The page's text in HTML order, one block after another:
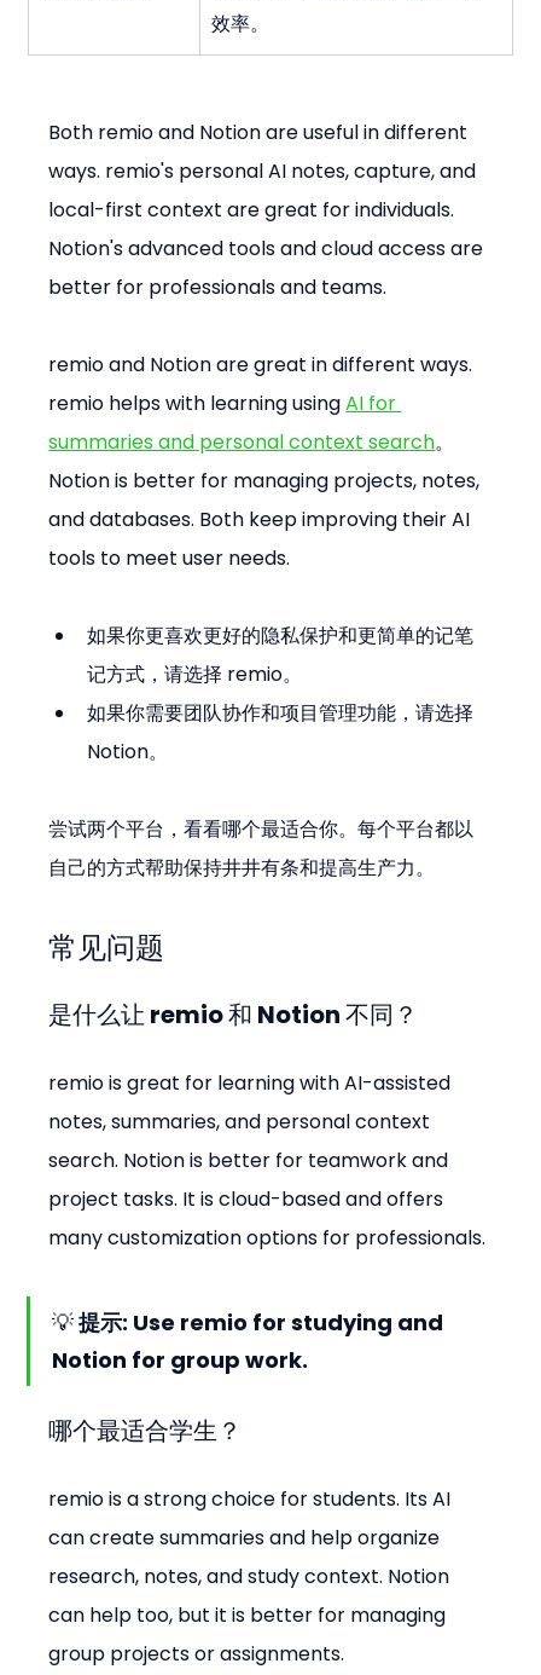
效率。
Both remio and Notion are useful in different
ways. remio's personal AI notes, capture, and
local-first context are great for individuals.
Notion's advanced tools and cloud access are
better for professionals and teams.
remio and Notion are great in different ways.
remio helps with learning using AI for
summaries and personal context search。
Notion is better for managing projects, notes,
and databases. Both keep improving their AI
tools to meet user needs.
如果你更喜欢更好的隐私保护和更简单的记笔
记方式，请选择 remio。
如果你需要团队协作和项目管理功能，请选择
Notion。
尝试两个平台，看看哪个最适合你。每个平台都以
自己的方式帮助保持井井有条和提高生产力。
常见问题
是什么让 remio 和 Notion 不同？
remio is great for learning with AI-assisted
notes, summaries, and personal context
search. Notion is better for teamwork and
project tasks. It is cloud-based and offers
many customization options for professionals.
💡 提示: Use remio for studying and
Notion for group work.
哪个最适合学生？
remio is a strong choice for students. Its AI
can create summaries and help organize
research, notes, and study context. Notion
can help too, but it is better for managing
group projects or assignments.